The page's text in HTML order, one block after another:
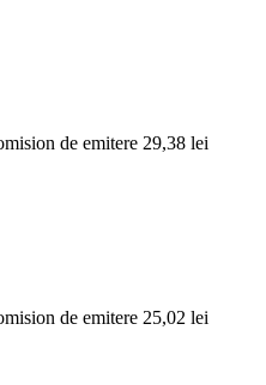
de emitere 29,38 lei
de emitere 25,02 lei